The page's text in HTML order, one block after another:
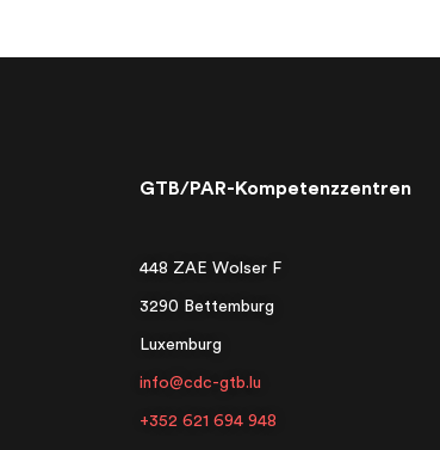
GTB/PAR-Kompetenzzentren
448 ZAE Wolser F
3290 Bettemburg
Luxemburg
info@cdc-gtb.lu
+352 621 694 948